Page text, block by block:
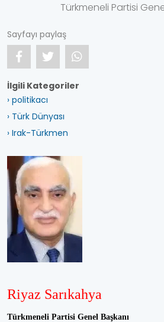
Türkmeneli Partisi
Sayfayı paylaş
İlgili Kategoriler
› politikacı
› Türk Dünyası
› Irak-Türkmen
Riyaz Sarıkahya
Türkmeneli Partisi Genel Başkanı